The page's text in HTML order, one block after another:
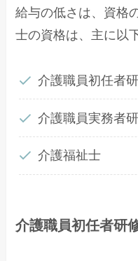
給与の低さは、資格
士の資格は、主に以
介護職員初任者
介護職員実務者
介護福祉士
介護職員初任者研